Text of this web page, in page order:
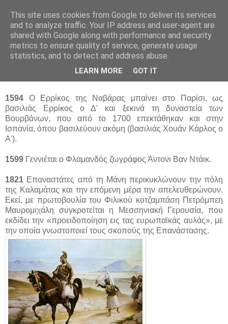
Σαν Σήμερα... 22 Μαρτίου
1594 Ο Ερρίκος της Ναβάρας μπαίνει στο Παρίσι, ως
βασιλιάς Ερρίκος ο Δ' και ξεκινά τη δυναστεία των
Βουρβόνων, που από το 1700 επεκτάθηκαν και στην
Ισπανία, όπου βασιλεύουν ακόμη (βασιλιάς Χουάν Κάρλος ο
Α').
1599 Γεννιέται ο Φλαμανδός ζωγράφος Άντονι Βαν Ντάικ.
1821 Επαναστάτες από τη Μάνη περικυκλώνουν την πόλη
της Καλαμάτας και την επόμενη μέρα την απελευθερώνουν.
Εκεί, με πρωτοβουλία του Φιλικού κοτζαμπάση Πετρόμπεη
Μαυρομιχάλη συγκροτείται η Μεσσηνιακή Γερουσία, που
εκδίδει την «προειδοποίηση εις τας ευρωπαϊκάς αυλάς», με
την οποία γνωστοποιεί τους σκοπούς της Επανάστασης.
This site uses cookies from Google to deliver its services
and to analyze traffic. Your IP address and user-agent are
shared with Google along with performance and security
metrics to ensure quality of service, generate usage
statistics, and to detect and address abuse.
LEARN MORE GOT IT